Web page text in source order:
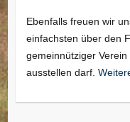
Ebenfalls freuen wir
einfachsten über den
gemeinnütziger
ausstellen darf.